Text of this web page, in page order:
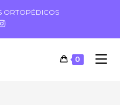
ORTOPÉDICOS
0